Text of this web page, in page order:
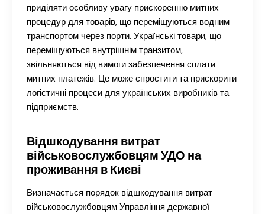
приділяти особливу увагу прискоренню митних
процедур для товарів, що переміщуються водним
транспортом через порти. Українські товари, що
переміщуються внутрішнім транзитом,
звільняються від вимоги забезпечення сплати
митних платежів. Це може спростити та прискорити
логістичні процеси для українських виробників та
підприємств.
Відшкодування витрат
військовослужбовцям УДО на
проживання в Києві
Визначається порядок відшкодування витрат
військовослужбовцям Управління державної